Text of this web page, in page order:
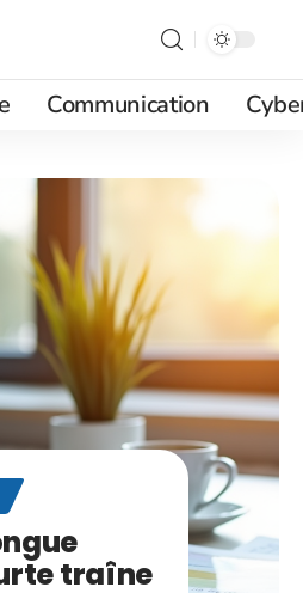
Communication
traîne